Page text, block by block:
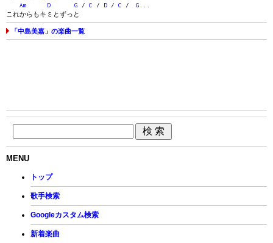
Am
D G / C / D / C / G
これからもキミとずっと
「中島美嘉」の楽曲一覧
MENU
トップ
歌手検索
Googleカスタム検索
新着楽曲